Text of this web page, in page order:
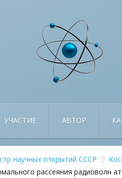
УЧАСТИЕ АВТОР
научных открытий СССР
рассеяния радиоволн